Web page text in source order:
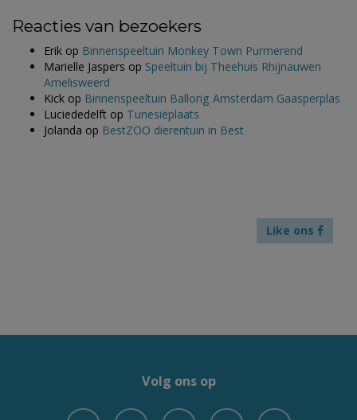
Reacties van bezoekers
Erik op Binnenspeeltuin Monkey Town Purmerend
Marielle Jaspers op Speeltuin bij Theehuis Rhijnauwen
Amelisweerd
Kick op Binnenspeeltuin Ballorig Amsterdam Gaasperplas
Luciededelft op Tunesiëplaats
Jolanda op BestZOO dierentuin in Best
Like ons
Volg ons op